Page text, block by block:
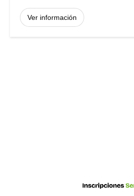
Ver información